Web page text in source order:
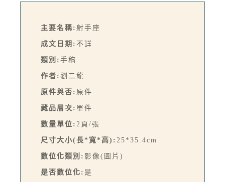
主要名稱: 射手座
成文日期: 不詳
類別: 手稿
作者: 劉二龍
原件與否: 原件
藏品層次: 單件
數量單位: 2頁/張
尺寸大小(長*寬*高): 25*35.4cm
數位化類別: 影像(圖片)
是否數位化: 是